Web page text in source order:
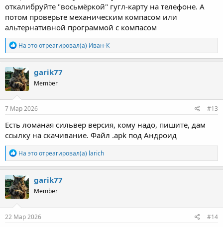
откалибруйте "восьмёркой" гугл-карту на телефоне. А
потом проверьте механическим компасом или
альтернативной программой с компасом
Р
е
а
к
ц
и
и
:
На это отреагировал(а) Иван-К
garik77
Member
7 Мар 2026 #13
Есть ломаная сильвер версия, кому надо, пишите, дам
ссылку на скачивание. Файл .apk под Андроид
Р
е
а
к
ц
и
и
:
На это отреагировал(а) larich
garik77
Member
22 Мар 2026 #14